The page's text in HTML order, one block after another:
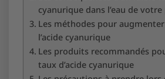
cyanurique dans l’eau de votre
Les méthodes pour
l’acide cyanurique
Les produits recommandés
taux d’acide cyanurique